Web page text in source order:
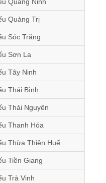
Quảng Trị
Sóc Trăng
Sơn La
Tây Ninh
Thái Bình
Thái Nguyên
Thanh Hóa
Thừa Thiên Huế
Tiền Giang
Trà Vinh